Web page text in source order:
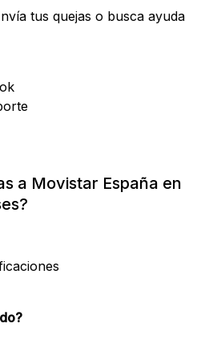
tus quejas o busca ayuda
a Movistar España en